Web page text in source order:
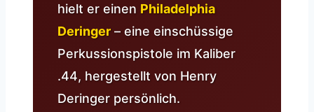
hielt er einen Philadelphia
Deringer – eine einschüssige
Perkussionspistole im Kaliber
.44, hergestellt von Henry
Deringer persönlich.